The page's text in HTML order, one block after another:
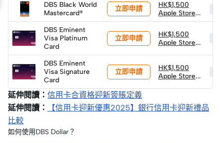
DBS Black World
Mastercard®
立即申請
HK$1,500
Apple Store
禮品卡
DBS Eminent
Visa Platinum
Card
立即申請
HK$1,500
Apple Store
DBS Eminent
Visa Signature
Card
立即申請
HK$1,500
Apple Store
延伸閱讀： 信用卡合資格迎新簽賬定義
延伸閱讀：
【信用卡迎新優惠2025】銀行信用卡迎新禮品
比較
如何使用DBS Dollar？